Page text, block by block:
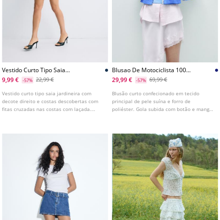
Vestido Curto Tipo Saia
Jardineira
9,99 € -57% 22,99 €
Vestido curto tipo saia jardineira com
decote direito e costas descobertas com
fitas cruzadas nas costas com laçada.
Blusao De Motociclista 100
Pele
29,99 € -57% 69,99 €
Blusão curto confecionado em tecido
principal de pele suína e forro de
poliéster. Gola subida com botão e manga